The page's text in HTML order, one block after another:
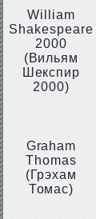
William
Shakespeare
2000
(Вильям
Шекспир
2000)
Graham
Thomas
(Грэхам
Томас)